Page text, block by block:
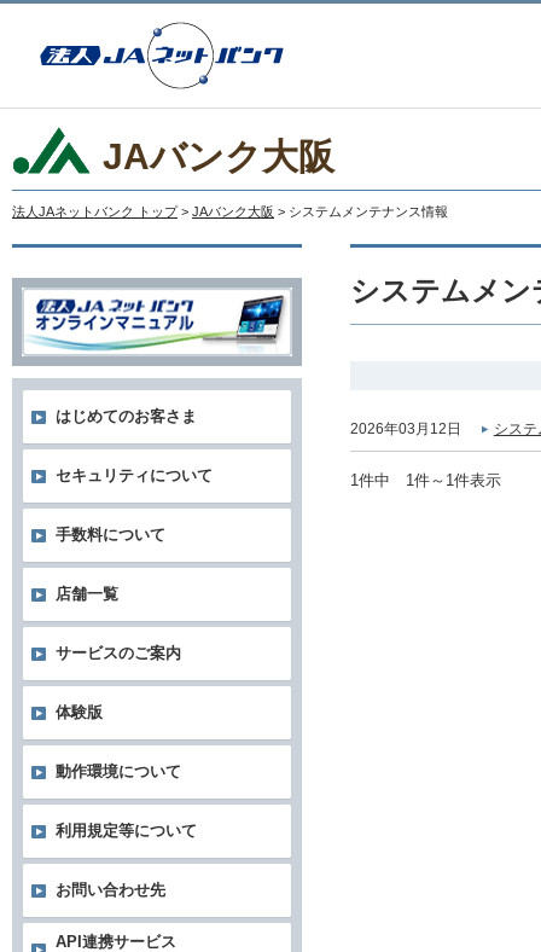
JAバンク大阪
法人JAネットバンク トップ > JAバンク大阪 > システムメンテナンス情報
システムメ
2026年03月12日 シス
1件中 1件～1件表示
はじめてのお客さま
セキュリティについて
手数料について
店舗一覧
サービスのご案内
体験版
動作環境について
利用規定等について
お問い合わせ先
API連携サービス